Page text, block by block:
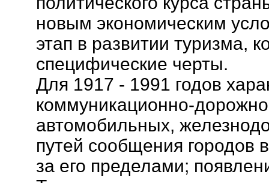
новым экономическим
этап в развитии туризма,
специфические черты.
Для 1917 - 1991 годов
коммуникационно-
автомобильных,
путей сообщения городов
за его пределами;